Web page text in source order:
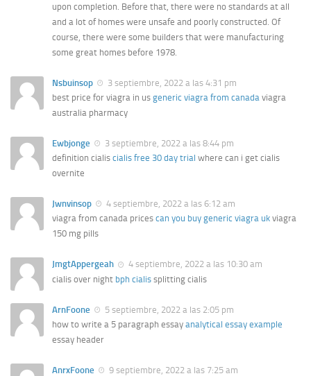
upon completion. Before that, there were no standards at all
and a lot of homes were unsafe and poorly constructed. Of
course, there were some builders that were manufacturing
some great homes before 1978.
Nsbuinsop
3 septiembre, 2022 a las 4:31 pm
best price for viagra in us generic viagra from canada viagra
australia pharmacy
Ewbjonge
3 septiembre, 2022 a las 8:44 pm
definition cialis cialis free 30 day trial where can i get cialis
overnite
Jwnvinsop
4 septiembre, 2022 a las 6:12 am
viagra from canada prices can you buy generic viagra uk viagra
150 mg pills
JmgtAppergeah
4 septiembre, 2022 a las 10:30 am
cialis over night bph cialis splitting cialis
ArnFoone
5 septiembre, 2022 a las 2:05 pm
how to write a 5 paragraph essay analytical essay example
essay header
AnrxFoone
9 septiembre, 2022 a las 7:25 am